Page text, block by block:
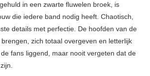
in een zwarte fluwelen broek, is
die iedere band nodig heeft. Chaotisch,
details met perfectie. De hoofden van de
zich totaal overgeven en letterlijk
fans liggend, maar nooit vergeten dat de